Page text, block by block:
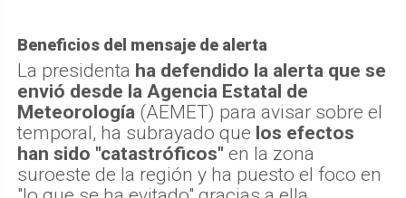
Beneficios del mensaje de alerta
La presidenta ha defendido la alerta que se
envió desde la Agencia Estatal de
Meteorología (AEMET) para avisar sobre el
temporal, ha subrayado que los efectos
han sido "catastróficos" en la zona
suroeste de la región y ha puesto el foco en